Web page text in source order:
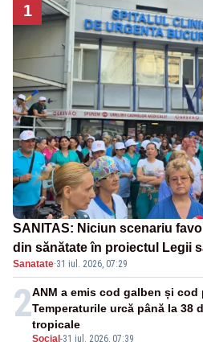
1
SANITAS: Niciun scenariu
din sănătate în proiectul Legii
Sanatate·31 iul. 2026, 07:29
2
Social -31 iul. 2026, 07:39
ANM a emis cod galben și
Temperaturile urcă până la 38
tropicale